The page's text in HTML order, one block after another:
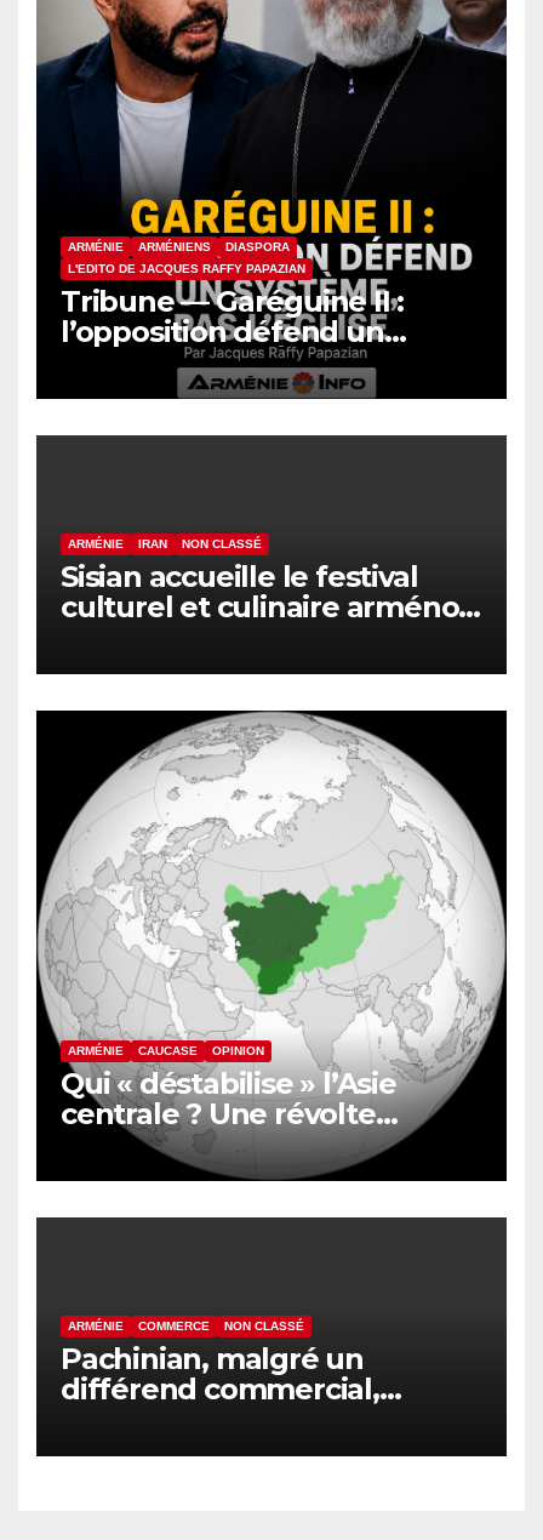
ARMÉNIE ARMÉNIENS
DIASPORA
L'EDITO DE JACQUES RAFFY PAPAZIAN
Tribune — Garéguine II :
l’opposition défend un
système, pas l’Église
ARMÉNIE IRAN NON CLASSÉ
Sisian accueille le festival
culturel et culinaire arméno-
ARMÉNIE CAUCASE OPINION
Qui « déstabilise » l’Asie
centrale ? Une révolte
inquiète le nord de
l’Afghanistan
ARMÉNIE COMMERCE NON CLASSÉ
Pachinian, malgré un
différend commercial,
Conseil intergouvernemental